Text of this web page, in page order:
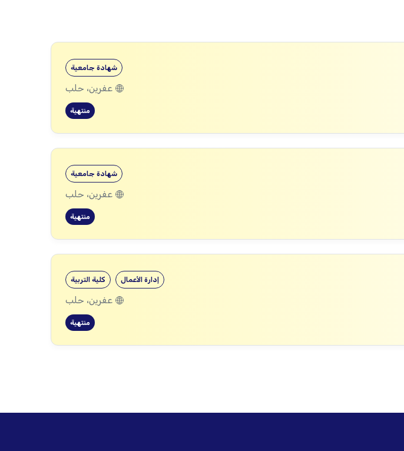
شهادة جامعية
عفرين، حلب
منتهية
شهادة جامعية
عفرين، حلب
منتهية
كلية التربية إدارة الأعمال
عفرين، حلب
منتهية